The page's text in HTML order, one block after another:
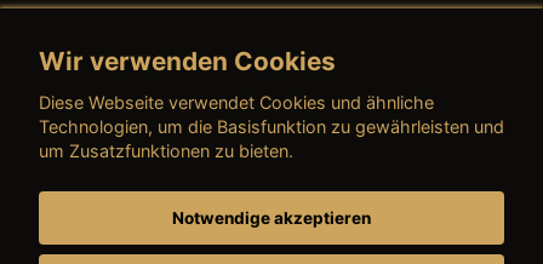
→ AGB (Gebrauchtwagen)
Wir verwenden Cookies
Diese Webseite verwendet Cookies und ähnliche
Technologien, um die Basisfunktion zu gewährleisten und
um Zusatzfunktionen zu bieten.
Notwendige akzeptieren